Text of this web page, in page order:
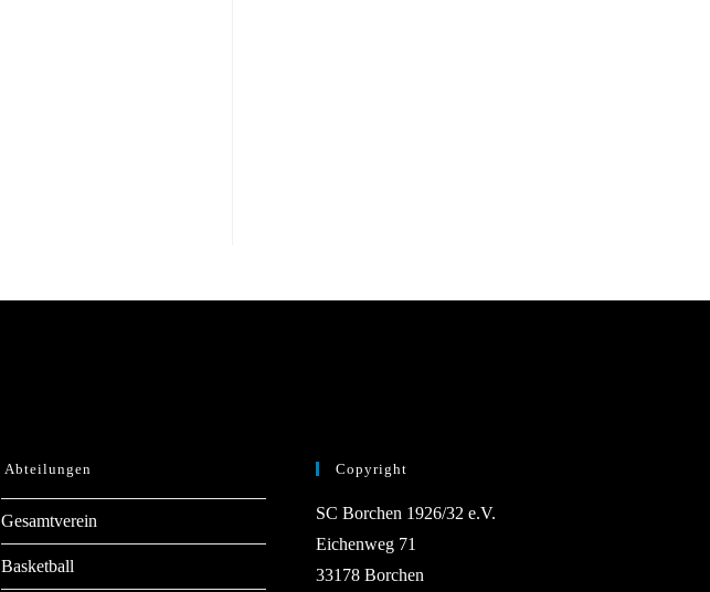
Abteilungen
Gesamtverein
Basketball
Copyright
SC Borchen 1926/32 e.V.
Eichenweg 71
33178 Borchen